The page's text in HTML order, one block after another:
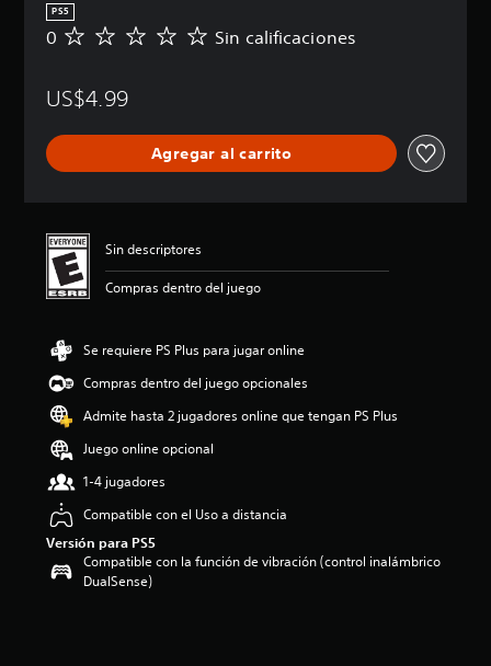
PS5
S
c
i
a
c
o
s
0 Sin calificaciones
US$4.99
Agregar al carrito
Sin descriptores
Compras dentro del juego
Se requiere PS Plus para jugar online
Compras dentro del juego opcionales
Admite hasta 2 jugadores online que tengan PS Plus
Juego online opcional
1-4 jugadores
Compatible con el Uso a distancia
Versión para PS5
Compatible con la función de vibración (control inalámbrico
DualSense)